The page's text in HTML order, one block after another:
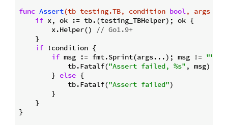
func Assert(tb testing.TB, condition bool, args ...
if x, ok := tb.(testing_TBHelper); ok {
        x.Helper()
// Go1.9+
    }
if !condition {
if msg := fmt.Sprint(args...); msg != ""
            tb.Fatalf(
"Assert failed, %s" , msg)
        }
else {
            tb.Fatalf(
"Assert failed")
        }
    }
}